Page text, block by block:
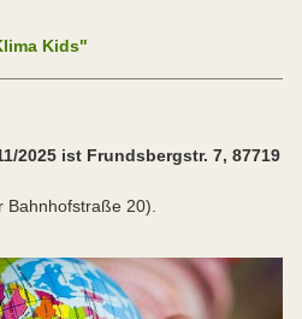
Kids"
2025 ist Frundsbergstr. 7, 87719
Bahnhofstraße 20).